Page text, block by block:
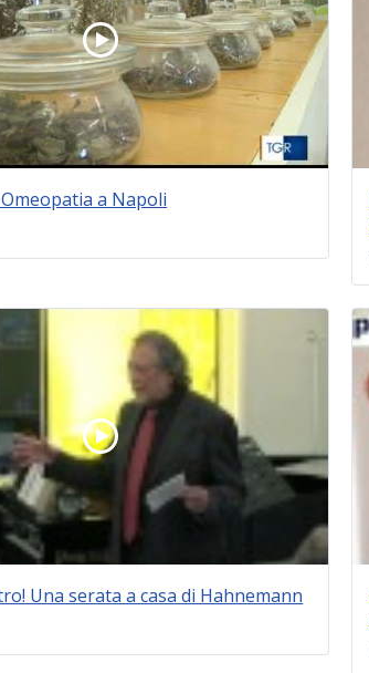
a Napoli
Una serata a casa di Hahnemann